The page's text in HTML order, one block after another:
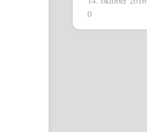
0